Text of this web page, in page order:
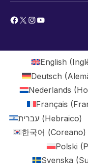
Facebook
X Instagram
YouTube
English (
Deutsch (
Nederlands (
Français (
עברית (Hebraico)
한국어 (Coreano)
Polski (
Svenska (